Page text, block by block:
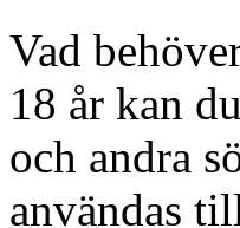
Vad
18 år kan
och andra
användas